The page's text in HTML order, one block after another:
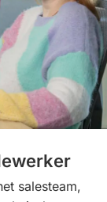
salesteam,